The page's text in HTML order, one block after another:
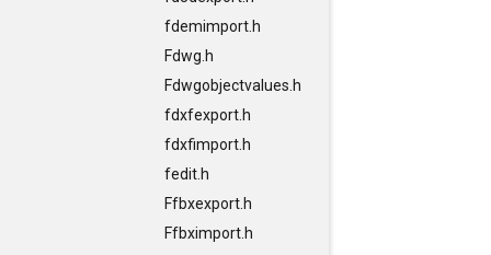
fdemimport.h
Fdwg.h
Fdwgobjectvalues.h
fdxfexport.h
fdxfimport.h
fedit.h
Ffbxexport.h
Ffbximport.h